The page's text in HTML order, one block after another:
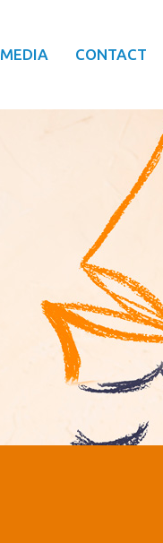
MEDIA CONTACT